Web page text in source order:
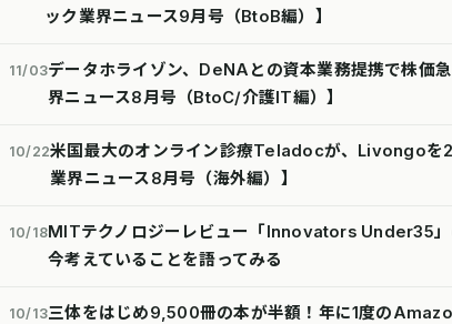
ック業界ニュース9月号（BtoB編）】
11/03データホライゾン、DeNAとの資本業務提携で株価
界ニュース8月号（BtoC/介護IT編）】
10/22米国最大のオンライン診療Teladocが、Livongoを
業界ニュース8月号（海外編）】
10/18MITテクノロジーレビュー「Innovators Under35」
今考えていることを語ってみる
10/13三体をはじめ9,500冊の本が半額！年に1度の